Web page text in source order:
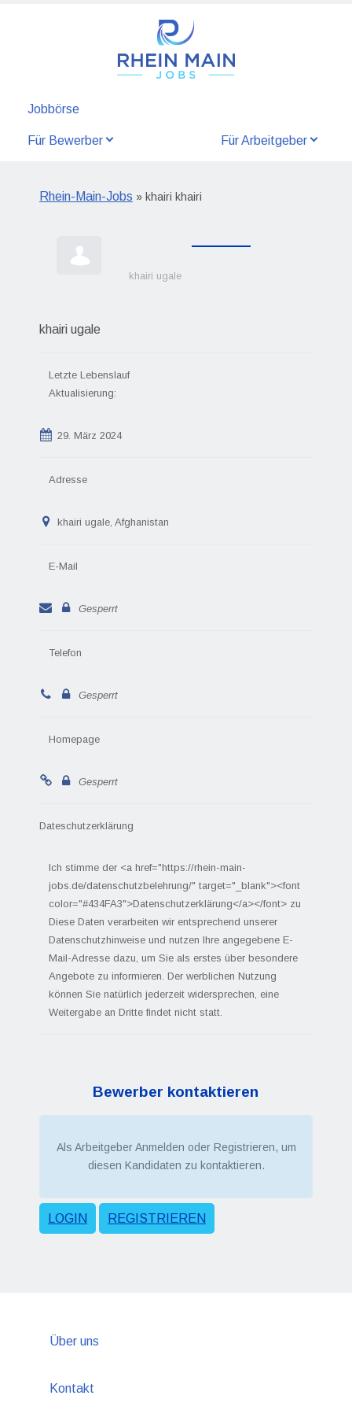
Jobbörse
Für Bewerber Für Arbeitgeber
Rhein-Main-Jobs » khairi khairi
khairi ugale
khairi ugale
Letzte Lebenslauf
Aktualisierung:
29. März 2024
Adresse
khairi ugale, Afghanistan
E-Mail
Gesperrt
Telefon
Gesperrt
Homepage
Gesperrt
Dateschutzerklärung
Ich stimme der <a href="https://rhein-main-
jobs.de/datenschutzbelehrung/" target="_blank"><font
color="#434FA3">Datenschutzerklärung</a></font> zu
Diese Daten verarbeiten wir entsprechend unserer
Datenschutzhinweise und nutzen Ihre angegebene E-
Mail-Adresse dazu, um Sie als erstes über besondere
Angebote zu informieren. Der werblichen Nutzung
können Sie natürlich jederzeit widersprechen, eine
Weitergabe an Dritte findet nicht statt.
Bewerber kontaktieren
Als Arbeitgeber Anmelden oder Registrieren, um
diesen Kandidaten zu kontaktieren.
LOGIN REGISTRIEREN
Über uns
Kontakt